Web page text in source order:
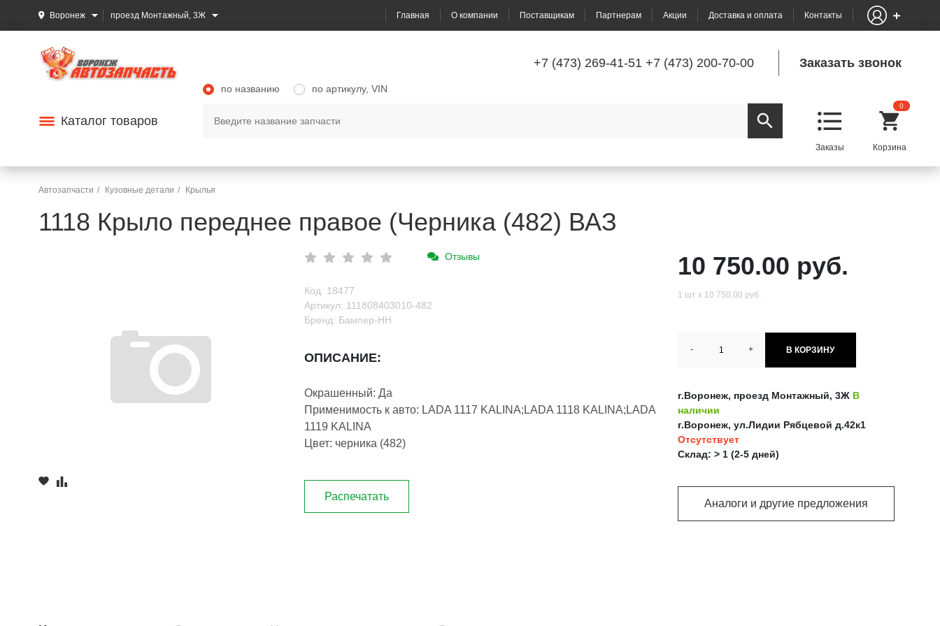
Воронеж проезд Монтажный, 3Ж Главная О компании Поставщикам Партнерам Акции Доставка и оплата Контакты
+7 (473) 269-41-51 +7 (473) 200-70-00 Заказать звонок
Каталог товаров
по названию по артикулу, VIN
0
Автозапчасти Кузовные детали Крылья
1118 Крыло переднее правое (Черника (482) ВАЗ
Отзывы
Код: 18477
Артикул: 111808403010-482
Бренд: Бампер-НН
ОПИСАНИЕ:
Окрашенный: Да
Применимость к авто: LADA 1117 KALINA;LADA 1118 KALINA;LADA
1119 KALINA
Цвет: черника (482)
Распечатать
10 750.00 руб.
1 шт х 10 750.00 руб.
- + В КОРЗИНУ
г.Воронеж, проезд Монтажный, 3Ж В
наличии
г.Воронеж, ул.Лидии Рябцевой д.42к1
Отсутствует
Склад: > 1 (2-5 дней)
Аналоги и другие предложения